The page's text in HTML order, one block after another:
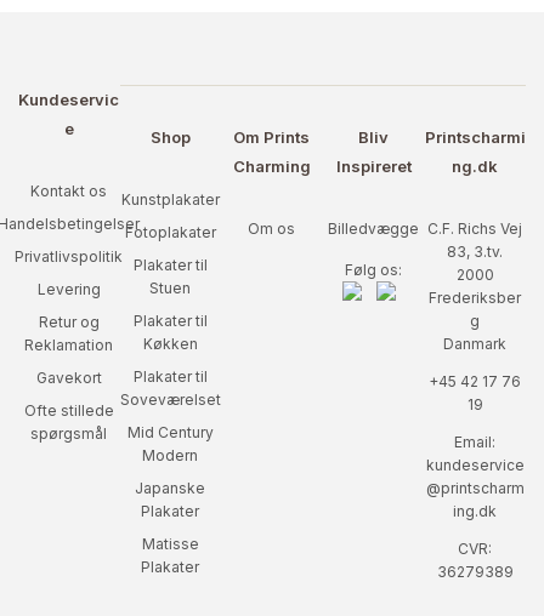
Kundeservic
e
Kontakt os
Privatlivspolitik
Levering
Retur og
Reklamation
Gavekort
Ofte stillede
spørgsmål
Shop
Kunstplakater
Fotoplakater
Plakater til
Stuen
Plakater til
Køkken
Plakater til
Soveværelset
Mid Century
Modern
Japanske
Plakater
Matisse
Plakater
Om Prints
Charming
Om os
Bliv
Inspireret
Billedvægge
Følg os:
Printscharmi
ng.dk
C.F. Richs Vej
83, 3.tv.
2000
Frederiksber
g
Danmark
+45 42 17 76
19
Email:
kundeservice
@printscharm
ing.dk
CVR:
36279389